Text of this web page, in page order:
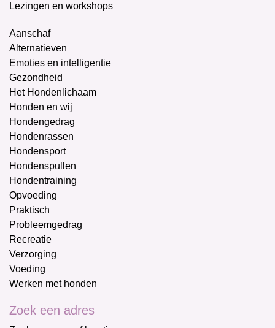
Lezingen en workshops
Aanschaf
Alternatieven
Emoties en intelligentie
Gezondheid
Het Hondenlichaam
Honden en wij
Hondengedrag
Hondenrassen
Hondensport
Hondenspullen
Hondentraining
Opvoeding
Praktisch
Probleemgedrag
Recreatie
Verzorging
Voeding
Werken met honden
Zoek een adres